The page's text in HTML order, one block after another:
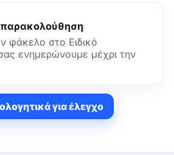
φάκελο στο Ειδικό
ενημερώνουμε μέχρι την
για έλεγχο